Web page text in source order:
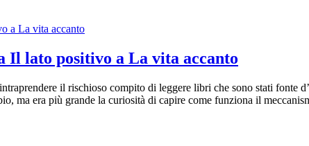
Il lato positivo a La vita accanto
il rischioso compito di leggere libri che sono stati fonte
ma era più grande la curiosità di capire come funziona il